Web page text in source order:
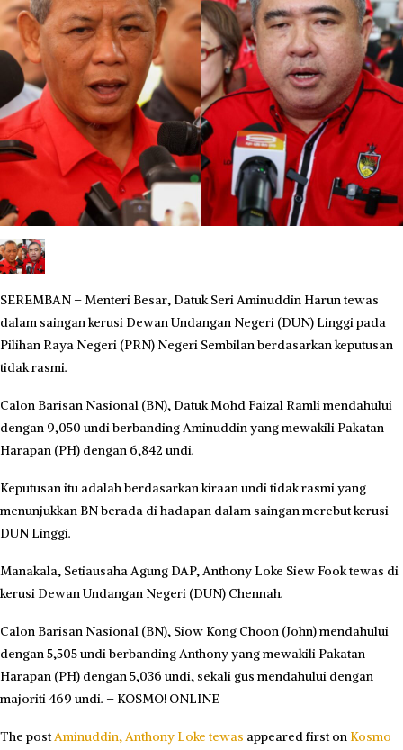
SEREMBAN – Menteri Besar, Datuk Seri Aminuddin Harun tewas
dalam saingan kerusi Dewan Undangan Negeri (DUN) Linggi pada
Pilihan Raya Negeri (PRN) Negeri Sembilan berdasarkan keputusan
tidak rasmi.
Calon Barisan Nasional (BN), Datuk Mohd Faizal Ramli mendahului
dengan 9,050 undi berbanding Aminuddin yang mewakili Pakatan
Harapan (PH) dengan 6,842 undi.
Keputusan itu adalah berdasarkan kiraan undi tidak rasmi yang
menunjukkan BN berada di hadapan dalam saingan merebut kerusi
DUN Linggi.
Manakala, Setiausaha Agung DAP, Anthony Loke Siew Fook tewas di
kerusi Dewan Undangan Negeri (DUN) Chennah.
Calon Barisan Nasional (BN), Siow Kong Choon (John) mendahului
dengan 5,505 undi berbanding Anthony yang mewakili Pakatan
Harapan (PH) dengan 5,036 undi, sekali gus mendahului dengan
majoriti 469 undi. – KOSMO! ONLINE
The postAminuddin, Anthony Loke tewas appeared first on Kosmo